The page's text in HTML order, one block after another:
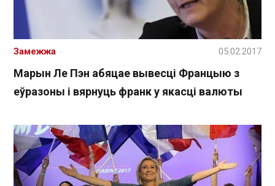
Марын Ле Пэн абяцае вывесці Францыю з
еўразоны і вярнуць франк у якасці валюты
Замежжа 05.02.2017